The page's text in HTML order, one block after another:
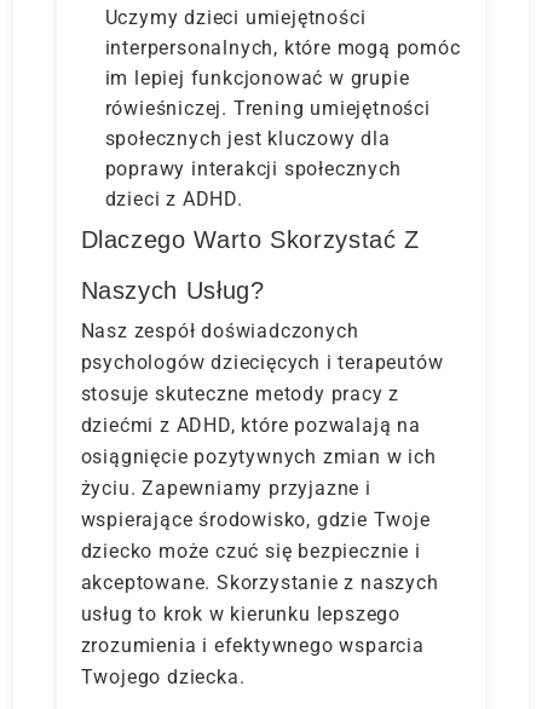
Uczymy dzieci umiejętności
interpersonalnych, które mogą pomóc
im lepiej funkcjonować w grupie
rówieśniczej. Trening umiejętności
społecznych jest kluczowy dla
poprawy interakcji społecznych
dzieci z ADHD.
Dlaczego Warto Skorzystać Z
Naszych Usług?
Nasz zespół doświadczonych
psychologów dziecięcych i terapeutów
stosuje skuteczne metody pracy z
dziećmi z ADHD, które pozwalają na
osiągnięcie pozytywnych zmian w ich
życiu. Zapewniamy przyjazne i
wspierające środowisko, gdzie Twoje
dziecko może czuć się bezpiecznie i
akceptowane. Skorzystanie z naszych
usług to krok w kierunku lepszego
zrozumienia i efektywnego wsparcia
Twojego dziecka.